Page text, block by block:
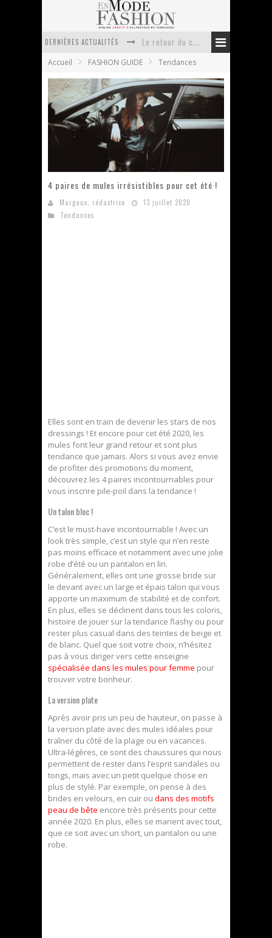
DERNIÈRES ACTUALITÉS
Le retour du cachemire version casual
Doudoune pour femme : choisir la pièce idéale entre style, chaleur et durabilité
La trousse de toilette : l’accessoire indispensable de voyage
Pourquoi le costume sur mesure à Paris est un incontournable de l’élégance contemporaine ?
Accueil FASHION GUIDE Tendances
4 paires de mules irrésistibles pour cet été !
Margaux, rédactrice
13 juillet 2020
Tendances
Elles sont en train de devenir les stars de nos
dressings ! Et encore pour cet été 2020, les
mules font leur grand retour et sont plus
tendance que jamais. Alors si vous avez envie
de profiter des promotions du moment,
découvrez les 4 paires incontournables pour
vous inscrire pile-poil dans la tendance !
Un talon bloc !
C’est le must-have incontournable ! Avec un
look très simple, c’est un style qui n’en reste
pas moins efficace et notamment avec une jolie
robe d’été ou un pantalon en lin.
Généralement, elles ont une grosse bride sur
le devant avec un large et épais talon qui vous
apporte un maximum de stabilité et de confort.
En plus, elles se déclinent dans tous les coloris,
histoire de jouer sur la tendance flashy ou pour
rester plus casual dans des teintes de beige et
de blanc. Quel que soit votre choix, n’hésitez
pas à vous diriger vers cette enseigne
spécialisée dans les mules pour femme pour
trouver votre bonheur.
La version plate
Après avoir pris un peu de hauteur, on passe à
la version plate avec des mules idéales pour
traîner du côté de la plage ou en vacances.
Ultra-légères, ce sont des chaussures qui nous
permettent de rester dans l’esprit sandales ou
tongs, mais avec un petit quelque chose en
plus de stylé. Par exemple, on pense à des
brides en velours, en cuir ou dans des motifs
peau de bête encore très présents pour cette
année 2020. En plus, elles se marient avec tout,
que ce soit avec un short, un pantalon ou une
robe.